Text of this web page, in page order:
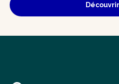
Découvrir